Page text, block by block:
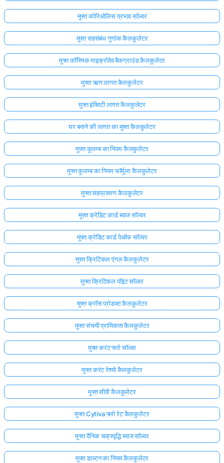
मुफ्त कोरिओलिस प्रभाव सॉल्वर
मुफ्त सहसंबंध गुणांक कैलकुलेटर
मुफ्त कॉस्मिक माइक्रोवेव बैकग्राउंड कैलकुलेटर
मुफ्त ऋण लागत कैलकुलेटर
मुफ्त इक्विटी लागत कैलकुलेटर
घर बनाने की लागत का मुफ्त कैलकुलेटर
मुफ्त कूलम्ब का नियम कैलकुलेटर
मुफ्त कूलम्ब का नियम फॉर्मूला कैलकुलेटर
मुफ्त सहप्रसरण कैलकुलेटर
मुफ्त क्रेडिट कार्ड ब्याज सॉल्वर
मुफ्त क्रेडिट कार्ड पेऑफ सॉल्वर
मुफ्त क्रिटिकल एंगल कैलकुलेटर
मुफ्त क्रिटिकल पॉइंट सॉल्वर
मुफ्त क्रॉस प्रोडक्ट कैलकुलेटर
मुफ्त संचयी प्रायिकता कैलकुलेटर
मुफ्त करंट फ्लो सॉल्वर
मुफ्त करंट रेश्यो कैलकुलेटर
मुफ्त सीवी कैलकुलेटर
मुफ्त Cytiva फ्लो रेट कैलकुलेटर
मुफ्त दैनिक चक्रवृद्धि ब्याज सॉल्वर
मुफ्त डाल्टन का नियम कैलकुलेटर